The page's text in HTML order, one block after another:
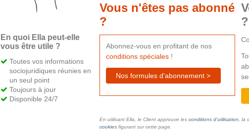
En quoi Ella peut-elle
vous être utile ?
Toutes vos informations
sociojuridiques réunies en
un seul point
Toujours à jour
Disponible 24/7
Vous n'êtes pas abonné
?
Abonnez-vous en profitant de nos
conditions spéciales!
Nos formules d'abonnement >
?
En utilisant Ella, le Client approuve les conditions d’utilisation , la
cookiesfigurant sur cette page.